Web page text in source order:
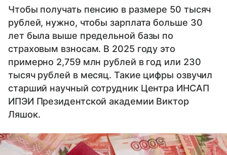
Чтобы получать пенсию в размере 50 тысяч
рублей, нужно, чтобы зарплата больше 30
лет была выше предельной базы по
страховым взносам. В 2025 году это
примерно 2,759 млн рублей в год или 230
тысяч рублей в месяц. Такие цифры озвучил
старший научный сотрудник Центра ИНСАП
ИПЭИ Президентской академии Виктор
Ляшок.